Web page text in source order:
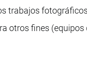
trabajos
otros fines